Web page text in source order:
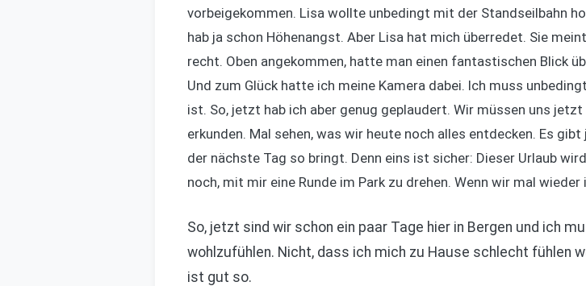
vorbeigekommen. Lisa wollte unbedingt mit der Standseilbahn
hab ja schon Höhenangst. Aber Lisa hat mich überredet. Sie
recht. Oben angekommen, hatte man einen fantastischen Blick
Und zum Glück hatte ich meine Kamera dabei. Ich muss
ist. So, jetzt hab ich aber genug geplaudert. Wir müssen uns
erkunden. Mal sehen, was wir heute noch alles entdecken. Es
der nächste Tag so bringt. Denn eins ist sicher: Dieser Urlaub
noch, mit mir eine Runde im Park zu drehen. Wenn wir mal
So, jetzt sind wir schon ein paar Tage hier in Bergen und ich
wohlzufühlen. Nicht, dass ich mich zu Hause schlecht fühlen
ist gut so.